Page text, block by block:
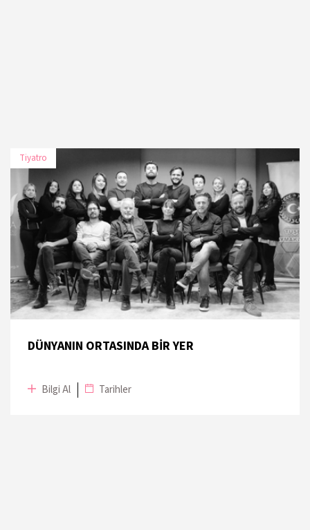
Tiyatro
DÜNYANIN ORTASINDA BİR YER
Bilgi Al Tarihler
TARİH MEKÂN
14 Kasım 2019 Institut français de Turquie
15 Kasım 2019 Institut français de Turquie